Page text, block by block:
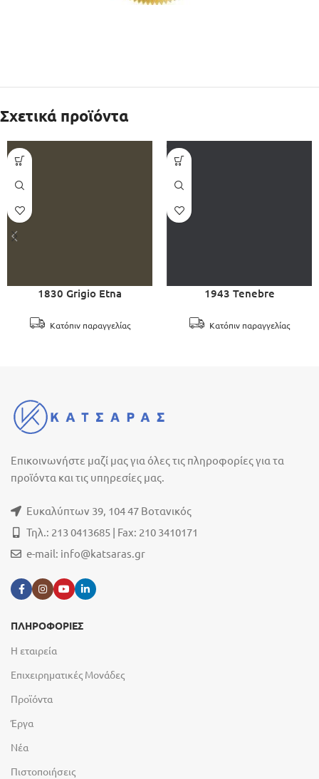
Σχετικά προϊόντα
1830 Grigio Etna
Κατόπιν παραγγελίας
1943 Tenebre
Κατόπιν παραγγελίας
Επικοινωνήστε μαζί μας για όλες τις πληροφορίες για τα
προϊόντα και τις υπηρεσίες μας.
Ευκαλύπτων 39, 104 47 Βοτανικός
Τηλ.: 213 0413685 | Fax: 210 3410171
e-mail: info@katsaras.gr
ΠΛΗΡΟΦΟΡΙΕΣ
Η εταιρεία
Επιχειρηματικές Μονάδες
Προϊόντα
Έργα
Νέα
Πιστοποιήσεις